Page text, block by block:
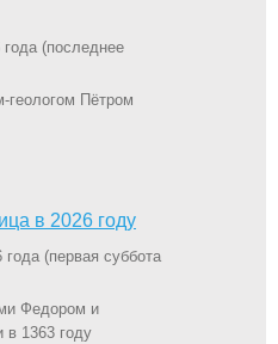
года (последнее
геологом Пётром
в 2026 году
года (первая суббота
Федором и
в 1363 году